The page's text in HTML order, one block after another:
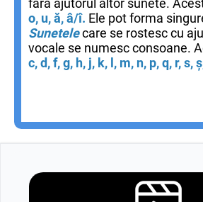
fără ajutorul altor sunete.
o, u, ă, â/î. Ele pot forma
Sunetelecare se rostesc cu
vocale se numesc consoane.
c, d, f, g, h, j, k, l, m, n, p, q, r, s,